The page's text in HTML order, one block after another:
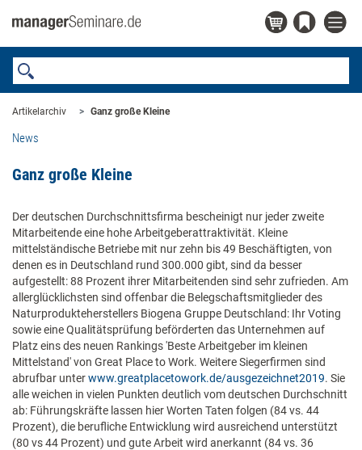
Artikelarchiv Ganz große Kleine
News
Ganz große Kleine
Der deutschen Durchschnittsfirma bescheinigt nur jeder zweite
Mitarbeitende eine hohe Arbeitgeberattraktivität. Kleine
mittelständische Betriebe mit nur zehn bis 49 Beschäftigten, von
denen es in Deutschland rund 300.000 gibt, sind da besser
aufgestellt: 88 Prozent ihrer Mitarbeitenden sind sehr zufrieden. Am
allerglücklichsten sind offenbar die Belegschaftsmitglieder des
Naturprodukteherstellers Biogena Gruppe Deutschland: Ihr Voting
sowie eine Qualitätsprüfung beförderten das Unternehmen auf
Platz eins des neuen Rankings 'Beste Arbeitgeber im kleinen
Mittelstand' von Great Place to Work. Weitere Siegerfirmen sind
abrufbar unterwww.greatplacetowork.de/ausgezeichnet2019. Sie
alle weichen in vielen Punkten deutlich vom deutschen Durchschnitt
ab: Führungskräfte lassen hier Worten Taten folgen (84 vs. 44
Prozent), die berufliche Entwicklung wird ausreichend unterstützt
(80 vs 44 Prozent) und gute Arbeit wird anerkannt (84 vs. 36